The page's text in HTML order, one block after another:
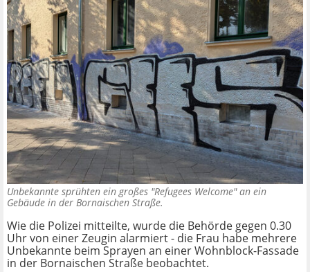
Unbekannte sprühten ein großes "Refugees Welcome" an ein
Gebäude in der Bornaischen Straße.
Wie die Polizei mitteilte, wurde die Behörde gegen 0.30
Uhr von einer Zeugin alarmiert - die Frau habe mehrere
Unbekannte beim Sprayen an einer Wohnblock-Fassade
in der Bornaischen Straße beobachtet.